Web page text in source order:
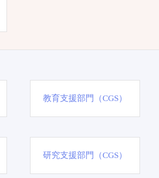
教育支援部門（CGS）
研究支援部門（CGS）